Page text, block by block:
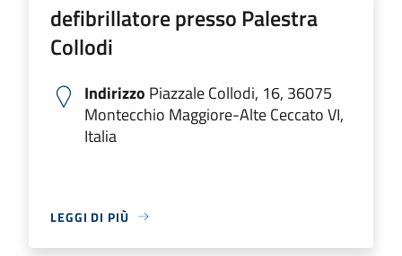
defibrillatore presso Palestra
Collodi
Indirizzo Piazzale Collodi, 16, 36075
Montecchio Maggiore-Alte Ceccato VI,
Italia
LEGGI DI PIÙ